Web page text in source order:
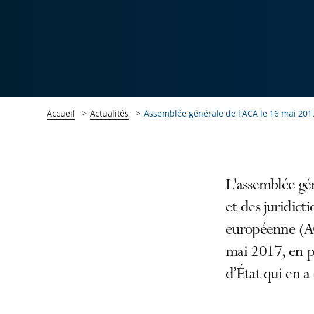
Accueil Actualités Assemblée générale de l'ACA le 16 mai
L'assemblée
et des
européenne
mai 2017, en
d’État qui en